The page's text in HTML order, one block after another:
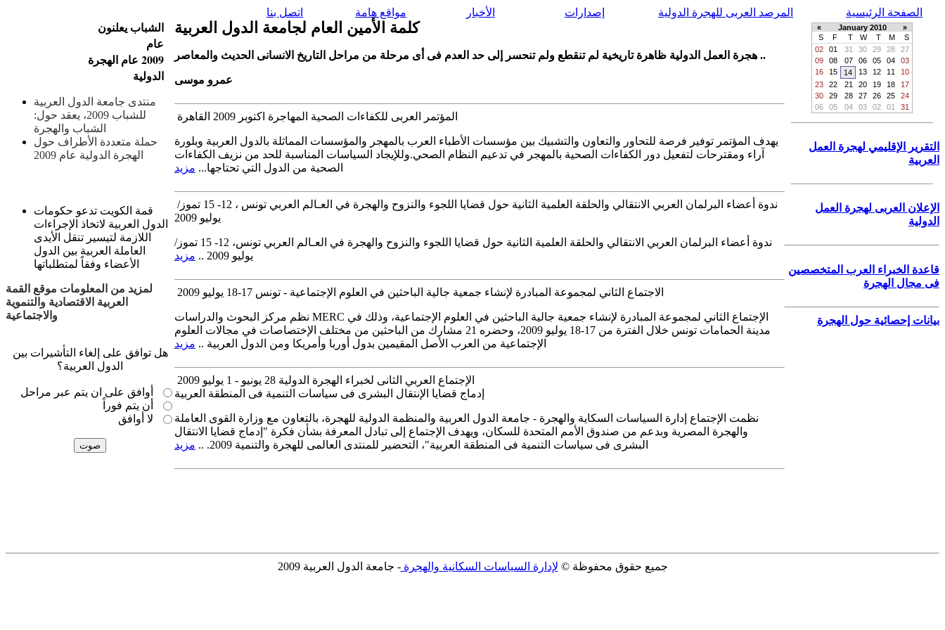
اتصل بنا مواقع هامة الأخبار إصدارات المرصد العربى للهجرة الدولية الصفحة الرئيسية
الشباب يعلنون
عام
2009 عام الهجرة
الدولية
منتدى جامعة الدول العربية
للشباب 2009، يعقد حول:
الشباب والهجرة
حملة متعددة الأطراف حول
الهجرة الدولية عام 2009
قمة الكويت تدعو حكومات
الدول العربية لاتخاذ الإجراءات
اللازمة لتيسير تنقل الأيدى
العاملة العربية بين الدول
الأعضاء وفقاً لمتطلباتها
لمزيد من المعلومات موقع القمة
العربية الاقتصادية والتنموية
والاجتماعية
هل توافق على إلغاء التأشيرات بين
الدول العربية؟
أوافق على ان يتم عبر مراحل
أن يتم فوراً
لا أوافق
كلمة الأمين العام لجامعة الدول العربية
هجرة العمل الدولية ظاهرة تاريخية لم تنقطع ولم تنحسر إلى حد العدم فى أى مرحلة من مراحل التاريخ الانسانى الحديث والمعاصر ..
عمرو موسى
المؤتمر العربى للكفاءات الصحية المهاجرة اكتوبر 2009 القاهرة
يهدف المؤتمر توفير فرصة للتحاور والتعاون والتشبيك بين مؤسسات الأطباء العرب بالمهجر والمؤسسات المماثلة بالدول العربية وبلورة
آراء ومقترحات لتفعيل دور الكفاءات الصحية بالمهجر في تدعيم النظام الصحي.وللإيجاد السياسات المناسبة للحد من نزيف الكفاءات
الصحية من الدول التي تحتاجها... مزيد
يوليو 2009
ندوة أعضاء البرلمان العربي الانتقالي والحلقة العلمية الثانية حول قضايا اللجوء والنزوح والهجرة في العـالم العربي تونس، 12- 15 تموز/
يوليو 2009 ..
مزيد
الاجتماع الثاني لمجموعة المبادرة لإنشاء جمعية جالية الباحثين في العلوم الإجتماعية - تونس 17-18 يوليو 2009
نظم مركز البحوث والدراسات MERC الإجتماع الثاني لمجموعة المبادرة لإنشاء جمعية جالية الباحثين في العلوم الإجتماعية، وذلك في
مدينة الحمامات تونس خلال الفترة من 17-18 يوليو 2009، وحضره 21 مشارك من الباحثين من مختلف الإختصاصات في مجالات العلوم
الإجتماعية من العرب الأصل المقيمين بدول أوربا وأمريكا ومن الدول العربية .. مزيد
الإجتماع العربي الثانى لخبراء الهجرة الدولية 28 يونيو - 1 يوليو 2009
إدماج قضايا الإنتقال البشرى فى سياسات التنمية فى المنطقة العربية
نظمت الإجتماع إدارة السياسات السكاية والهجرة - جامعة الدول العربية والمنظمة الدولية للهجرة، بالتعاون مع وزارة القوى العاملة
والهجرة المصرية وبدعم من صندوق الأمم المتحدة للسكان، ويهدف الإجتماع إلى تبادل المعرفة بشأن فكرة "إدماج قضايا الانتقال
البشرى فى سياسات التنمية فى المنطقة العربية"، التحضير للمنتدى العالمى للهجرة والتنمية 2009. ..
مزيد
«
January 2010
»
S
M
T
W
T
F
S
27
28
29
30
31
01
02
03
04
05
06
07
08
09
10
11
12
13
14
15
16
17
18
19
20
21
22
23
24
25
26
27
28
29
30
31
01
02
03
04
05
06
التقرير الإقليمي لهجرة العمل
العربية
الإعلان العربى لهجرة العمل
الدولية
قاعدة الخبراء العرب المتخصصين
فى مجال الهجرة
بيانات إحصائية حول الهجرة
جميع حقوق محفوظة © لإدارة السياسات السكانية والهجرة- جامعة الدول العربية 2009